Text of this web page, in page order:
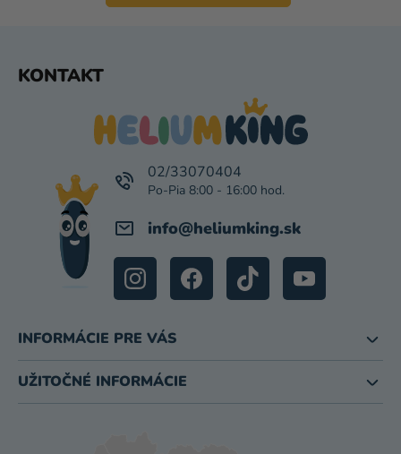
KONTAKT
info@heliumking.sk
02/33070404
INFORMÁCIE PRE VÁS
UŽITOČNÉ INFORMÁCIE